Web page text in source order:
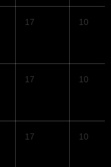
17 10
17 10
17 10